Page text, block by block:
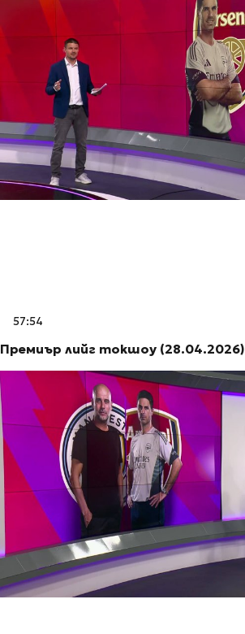
57:54
Премиър лийг токшоу (28.04.2026)